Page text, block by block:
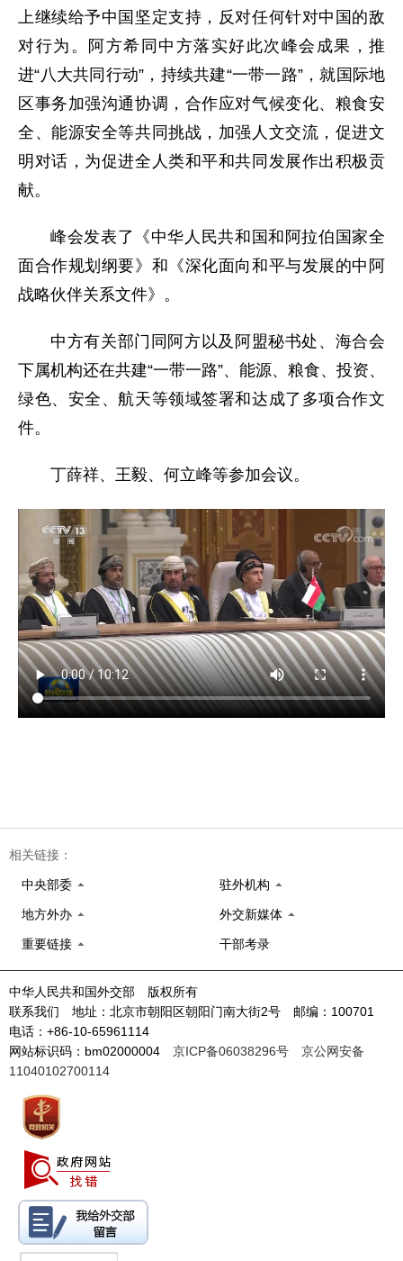
上继续给予中国坚定支持，反对任何针对中国的敌
对行为。阿方希同中方落实好此次峰会成果，推
进“八大共同行动”，持续共建“一带一路”，就国际地
区事务加强沟通协调，合作应对气候变化、粮食安
全、能源安全等共同挑战，加强人文交流，促进文
明对话，为促进全人类和平和共同发展作出积极贡
献。
峰会发表了《中华人民共和国和阿拉伯国家全
面合作规划纲要》和《深化面向和平与发展的中阿
战略伙伴关系文件》。
中方有关部门同阿方以及阿盟秘书处、海合会
下属机构还在共建“一带一路”、能源、粮食、投资、
绿色、安全、航天等领域签署和达成了多项合作文
件。
丁薛祥、王毅、何立峰等参加会议。
相关链接：
中央部委 驻外机构
地方外办 外交新媒体
重要链接 干部考录
中华人民共和国外交部 版权所有
联系我们 地址：北京市朝阳区朝阳门南大街2号 邮编：100701
电话：+86-10-65961114
网站标识码：bm02000004 京ICP备06038296号
京公网安备
11040102700114